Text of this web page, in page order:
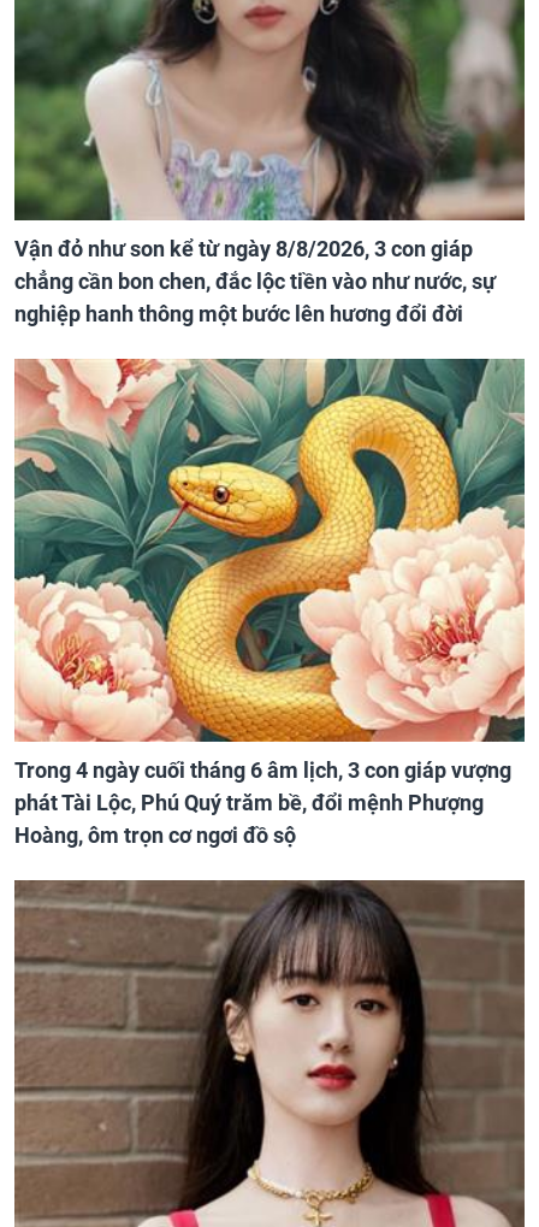
Vận đỏ như son kể từ ngày 8/8/2026, 3 con giáp
chẳng cần bon chen, đắc lộc tiền vào như nước, sự
nghiệp hanh thông một bước lên hương đổi đời
Trong 4 ngày cuối tháng 6 âm lịch, 3 con giáp vượng
phát Tài Lộc, Phú Quý trăm bề, đổi mệnh Phượng
Hoàng, ôm trọn cơ ngơi đồ sộ